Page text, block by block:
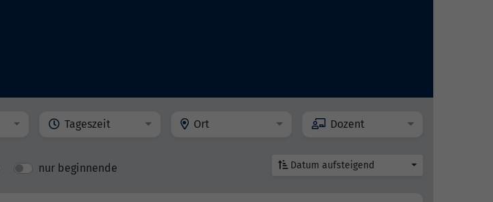
Tageszeit Ort Dozent
nur beginnende Datum aufsteigend